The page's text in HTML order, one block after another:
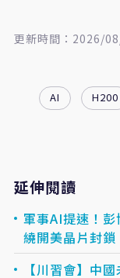
更新時間：2026/
AI H200
延伸閱讀
軍事AI提速！
繞開美晶片封鎖
【川習會】中